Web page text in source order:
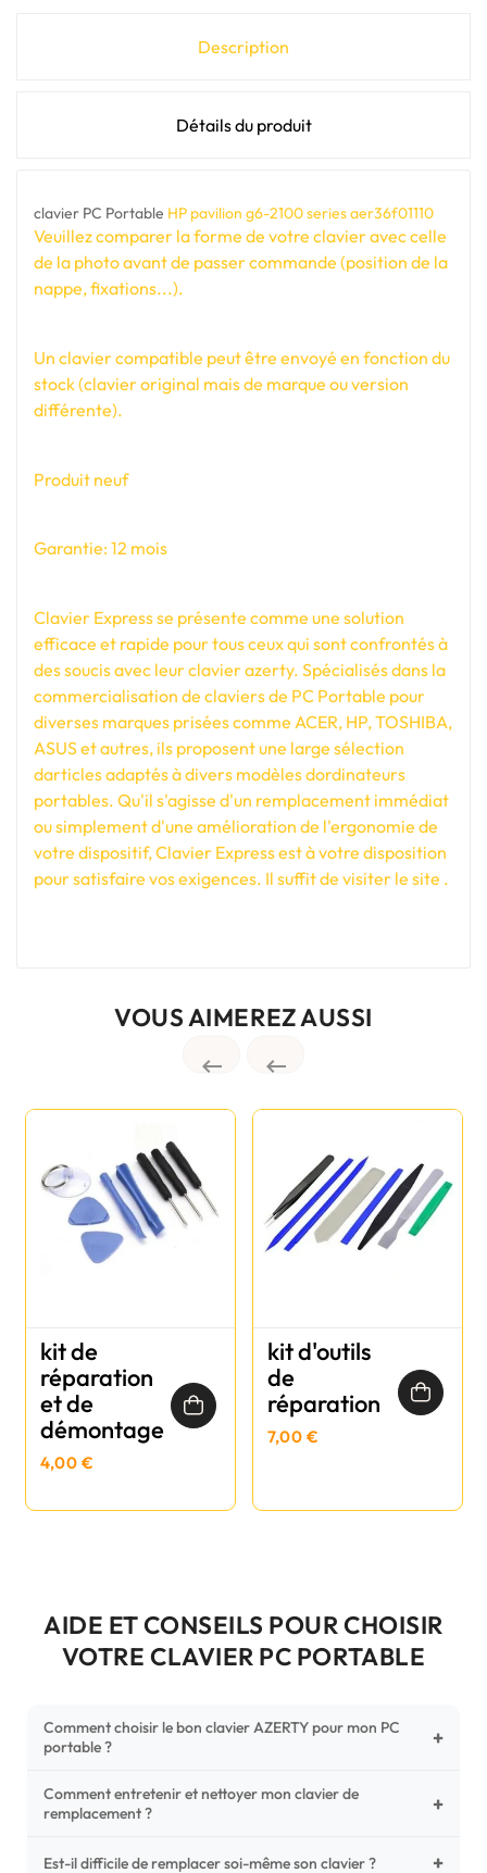
Description
Détails du produit
clavier PC Portable HP pavilion g6-2100 series aer36f01110
Veuillez comparer la forme de votre clavier avec celle
de la photo avant de passer commande (position de la
nappe, fixations...).
Un clavier compatible peut être envoyé en fonction du
stock (clavier original mais de marque ou version
différente).
Produit neuf
Garantie: 12 mois
Clavier Express se présente comme une solution
efficace et rapide pour tous ceux qui sont confrontés à
des soucis avec leur clavier azerty. Spécialisés dans la
commercialisation de claviers de PC Portable pour
diverses marques prisées comme ACER, HP, TOSHIBA,
ASUS et autres, ils proposent une large sélection
darticles adaptés à divers modèles dordinateurs
portables. Qu'il s'agisse d'un remplacement immédiat
ou simplement d'une amélioration de l'ergonomie de
votre dispositif, Clavier Express est à votre disposition
pour satisfaire vos exigences. Il suffit de visiter le site .
VOUS AIMEREZ AUSSI
 
kit de
réparation
et de
démontage
4,00 €
kit d'outils
de
réparation
7,00 €
AIDE ET CONSEILS POUR CHOISIR
VOTRE CLAVIER PC PORTABLE
Comment choisir le bon clavier AZERTY pour mon PC
portable ?
+
Pour ne pas vous tromper, vérifiez trois points critiques sur
votre clavier d'origine : la disposition (AZERTY Français), la
photos HD) et l'emplacement des fixations (vis ou clips) au
Comment entretenir et nettoyer mon clavier de
remplacement ?
+
Un entretien régulier prolonge la vie de vos touches.
Est-il difficile de remplacer soi-même son clavier ? +